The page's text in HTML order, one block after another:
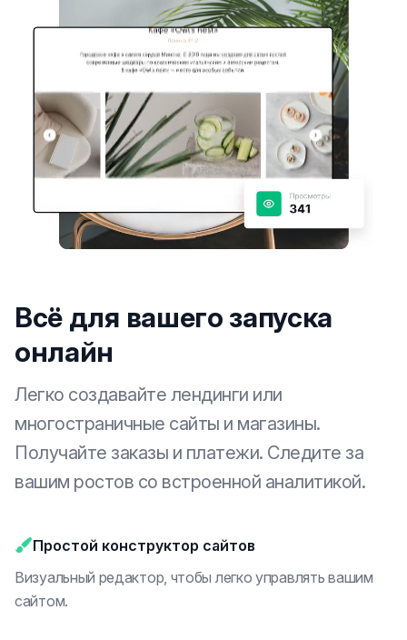
Всё для вашего запуска
онлайн
Легко создавайте лендинги или
многостраничные сайты и магазины.
Получайте заказы и платежи. Следите за
вашим ростов со встроенной аналитикой.
Простой конструктор сайтов
Визуальный редактор, чтобы легко управлять вашим
сайтом.